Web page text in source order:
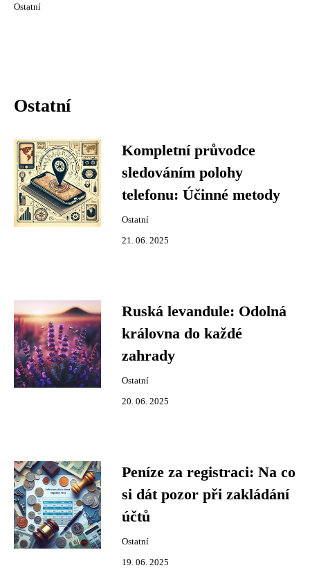
Ostatní
Ostatní
Kompletní průvodce
sledováním polohy
telefonu: Účinné metody
Ostatní
21. 06. 2025
Ruská levandule: Odolná
královna do každé
zahrady
Ostatní
20. 06. 2025
Peníze za registraci: Na co
si dát pozor při zakládání
účtů
Ostatní
19. 06. 2025